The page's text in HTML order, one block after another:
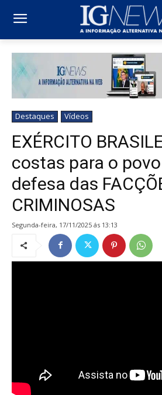
Destaques Vídeos
EXÉRCITO
costas para o
defesa das
CRIMINOSAS
segunda-feira, 17/11/2025 ás 13:13